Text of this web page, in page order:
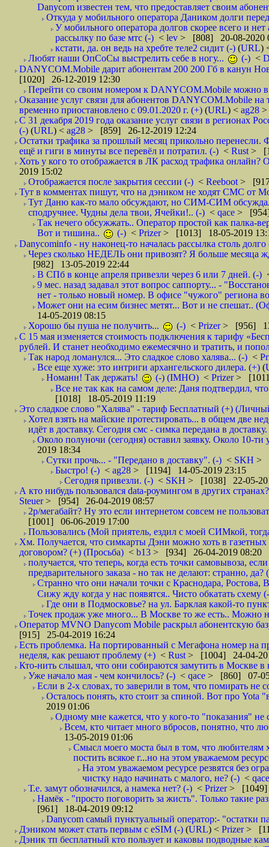
Danycom известен тем, что предоставляет своим
Откуда у мобильного оператора Даником долги
У мобильного оператора долгов скорее всего и
рассылку по базе мтс (-) < lev > [808] 20-08-2020
кстати, да. он ведь на хребте теле2 сидит (-) (URL)
Любят наши ОпСоСы выстрелить себе в ногу...
(-) <
DANYCOM.Mobile дарит абонентам 200 200 Гб в канун
[1020] 26-12-2019 12:30
Перейти со своим номером к DANYCOM.Mobile можно в
Оказание услуг связи для абонентов DANYCOM.Mobile
временно приостановлено с 09.01.2020 г. (+) (URL) < ag28 >
С 31 декабря 2019 года оказание услуг связи в регионах
(-) (URL) < ag28 > [859] 26-12-2019 12:24
Остатки трафика за прошлый месяц прикольно
ещё и гиги в минуты все перевёл и потратил. (-) < Rust >
Хоть у кого то отображается в ЛК расход трафика
2019 15:02
Отображается после закрытия сессии (-) < Reeboot >
Тут в комментах пишут, что на дэником не ходят СМС от
Тут Даню как-то мало обсуждают, но СИМ-СИМ
сподручнее. Чудны дела твои, Ячейки!.. (-) < qace > [954]
Так нечего обсужжать.. Оператор простой как палка-
Вот и тишина..
(-) < Prizer> [1013] 18-05-2019
Danycominfo - ну наконец-то началась рассылка столь
Через сколько НЕДЕЛЬ они привозят? Я больше месяца
[982] 13-05-2019 22:44
В СПб в конце апреля привезли через 6 или 7 дней. (-)
9 мес. назад задавал этот вопрос саппорту... -
нет - только новый номер. В офисе "чужого" региона
Может они на есим бизнес метят... Вот и не спешат..
14-05-2019 08:15
Хорошо бы пуша не получить...
(-) < Prizer> [956]
С 15 мая изменяется стоимость подключения к тарифу
рублей. И станет необходимо ежемесячно и тратить, и
Так народ ломанулся... Это сладкое слово халява... (-) <
Все еще хуже: это интриги архангельского дилера. (+) (
Номанн! Так держать!
(-) (IMHO) < Prizer>
Все не так как на самом деле: Даня подтвердил,
[1018] 18-05-2019 11:19
Это сладкое слово "Халява" - тариф Бесплатный (+)
Хотел взять на майские протестировать... в общем две
идёт в доставку. Сегодня смс - симка передана в
Около полуночи (сегодня) оставил заявку. Около 10-ти
2019 18:34
Сутки прочь... - "Передано в доставку". (-) < SKH >
Быстро! (-) < ag28 > [1194] 14-05-2019 23:15
Сегодня привезли. (-) < SKH > [1038] 22-05-
А кто нибудь пользовался data-роумингом в других
Steuer> [954] 26-04-2019 08:57
2р/мегабайт? Ну это если интернетом совсем не
[1001] 06-06-2019 17:00
Пользовались (Мой приятель, ездил с моей СИМкой,
Хм. Получается, что симкарты Дэни можно хоть в газетных
договором? (+) (Просьба) < b13 > [934] 26-04-2019 08:20
получается, что теперь, когда есть точки самовывоза,
предварительного заказа - но так не делают: странно, да?
Странно что они начали точки с Краснодара,
Сижу жду когда у нас появятся.. Чисто обкатать схему
Где они в Подмосковье? на ул. Барклая какой-то
Точек продаж уже много... В Москве то же есть.. Можно
Оператор MVNO Danycom Mobile раскрыл абонентскую
[915] 25-04-2019 16:24
Есть проблемка. На портированный с Мегафона номер на
неделя, как решают проблему (+) < Rust > [1004] 24-04-
Кто-нить слышал, что они собираются замутить в Москве в
Уже начало мая - чем кончилось? (-) < qace > [860] 07-
Если в 2-х словах, то заверили в том, что помирать не
Осталось понять, кто стоит за спиной. Вот про Yota
2019 01:06
Одному мне кажется, что у кого-то "показания" не
Всем, кто читает много вбросов, понятно, что
13-05-2019 01:06
Смысл моего моста был в том, что любителям
постить всякое г...но на этом уважаемом
На этом уважаемом ресурсе резвятся без
чистку надо начинать с малого, не? (-) <
Т.е. замут обозначился, а намека нет? (-) < Prizer> [1049]
Намёк - "просто поговорить за жисть". Только такие
[961] 18-04-2019 09:12
Danycom самый пунктуальный оператор:- "остатки
Дэником может стать первым с еSIM (-) (URL) < Prizer>
Дэник тп бесплатный кто пользует и каковы подводные